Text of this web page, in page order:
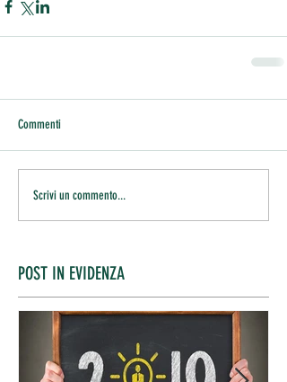
Commenti
Scrivi un commento...
POST IN EVIDENZA